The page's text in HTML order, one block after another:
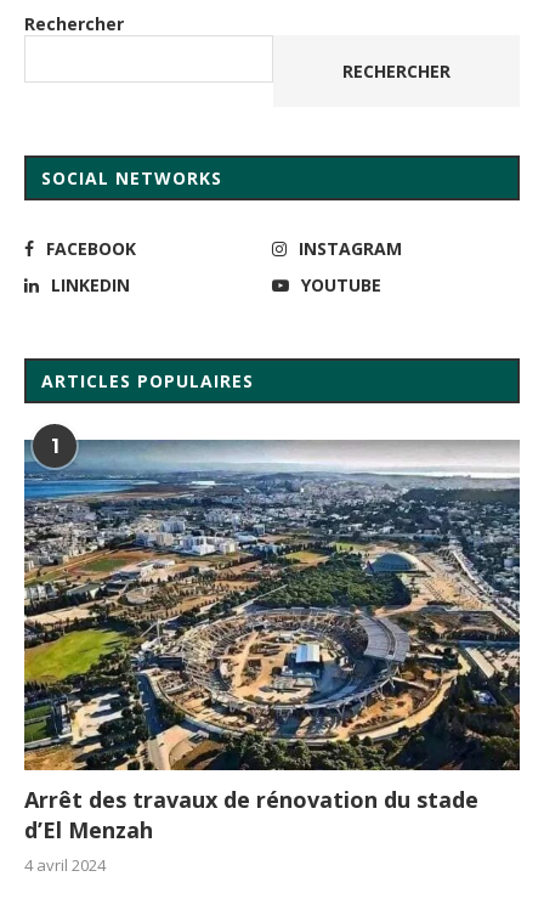
Rechercher
RECHERCHER
SOCIAL NETWORKS
FACEBOOK
INSTAGRAM
LINKEDIN
YOUTUBE
ARTICLES POPULAIRES
1
Arrêt des travaux de rénovation du stade
d’El Menzah
4 avril 2024